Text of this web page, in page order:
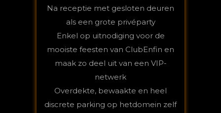
Na receptie met gesloten deuren
als een grote privéparty
Enkel op uitnodiging voor de
mooiste feesten van ClubEnfin en
maak zo deel uit van een VIP-
netwerk
Overdekte, bewaakte en heel
discrete parking op hetdomein zelf